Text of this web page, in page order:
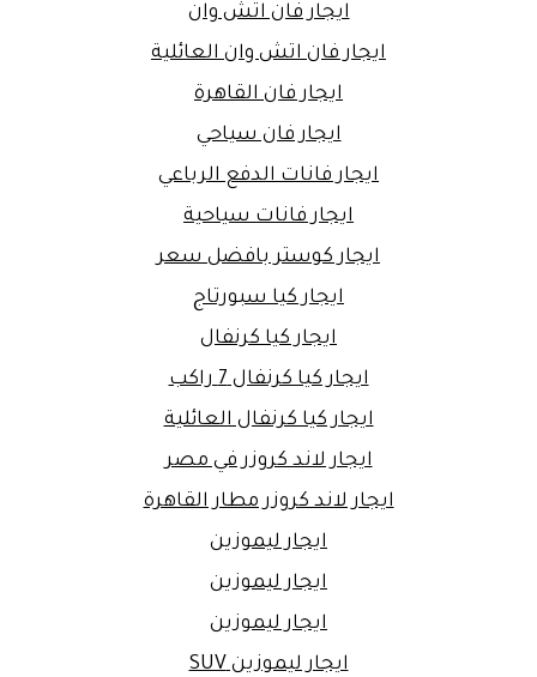
ايجار فان اتش وان
ايجار فان اتش وان العائلية
ايجار فان القاهرة
ايجار فان سياحي
ايجار فانات الدفع الرباعي
ايجار فانات سياحية
ايجار كوستر بافضل سعر
ايجار كيا سبورتاج
ايجار كيا كرنفال
ايجار كيا كرنفال 7 راكب
ايجار كيا كرنفال العائلية
ايجار لاند كروزر في مصر
ايجار لاند كروزر مطار القاهرة
ايجار ليموزين
ايجار ليموزين
ايجار ليموزين
ايجار ليموزين SUV